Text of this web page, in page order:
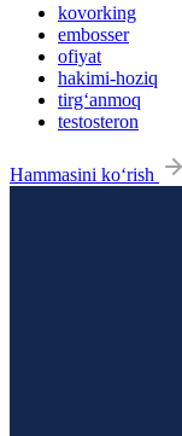
kovorking
embosser
ofiyat
hakimi-hoziq
tirg‘anmoq
testosteron
Hammasini ko‘rish